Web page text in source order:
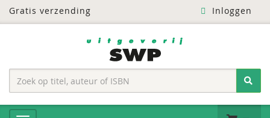
Gratis verzending Inloggen